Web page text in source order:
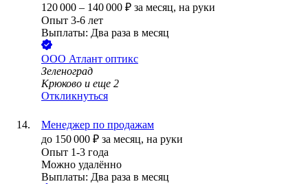
120 000 – 140 000 ₽ за месяц, на руки
Опыт 3-6 лет
Выплаты: Два раза в месяц
ООО Атлант оптикс
Зеленоград
Крюково и еще 2
Откликнуться
Менеджер по продажам
до 150 000 ₽ за месяц, на руки
Опыт 1-3 года
Можно удалённо
Выплаты: Два раза в месяц